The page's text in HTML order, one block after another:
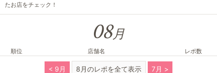
たお店をチェック！
08月
順位 店舗名 レポ数
< 9月 8月のレポを全て表示 7月 >